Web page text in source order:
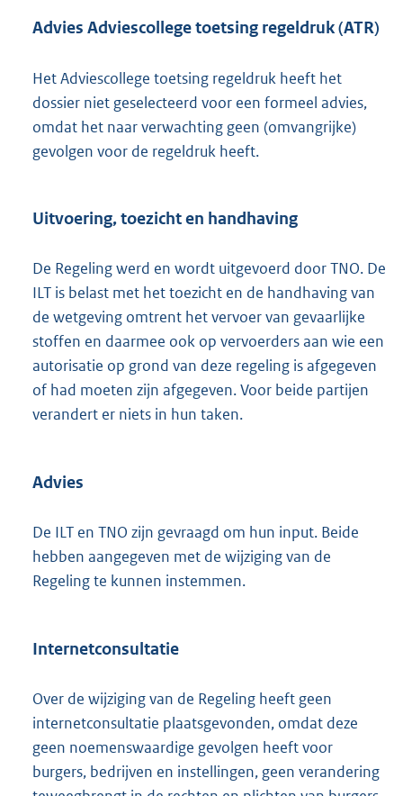
Advies Adviescollege toetsing regeldruk (ATR)
Het Adviescollege toetsing regeldruk heeft het
dossier niet geselecteerd voor een formeel advies,
omdat het naar verwachting geen (omvangrijke)
gevolgen voor de regeldruk heeft.
Uitvoering, toezicht en handhaving
De Regeling werd en wordt uitgevoerd door TNO. De
ILT is belast met het toezicht en de handhaving van
de wetgeving omtrent het vervoer van gevaarlijke
stoffen en daarmee ook op vervoerders aan wie een
autorisatie op grond van deze regeling is afgegeven
of had moeten zijn afgegeven. Voor beide partijen
verandert er niets in hun taken.
Advies
De ILT en TNO zijn gevraagd om hun input. Beide
hebben aangegeven met de wijziging van de
Regeling te kunnen instemmen.
Internetconsultatie
Over de wijziging van de Regeling heeft geen
internetconsultatie plaatsgevonden, omdat deze
geen noemenswaardige gevolgen heeft voor
burgers, bedrijven en instellingen, geen verandering